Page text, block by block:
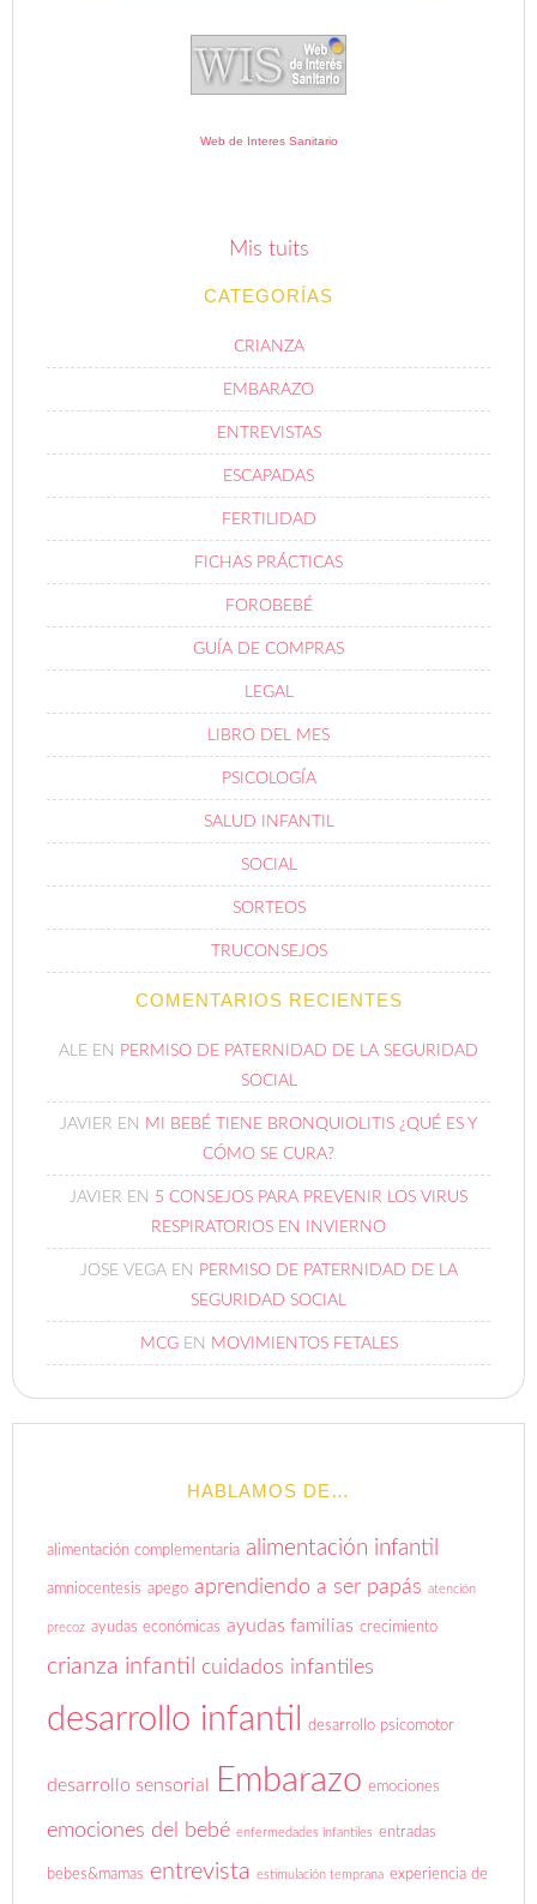
Web de Interes Sanitario
Mis tuits
CATEGORÍAS
CRIANZA
EMBARAZO
ENTREVISTAS
ESCAPADAS
FERTILIDAD
FICHAS PRÁCTICAS
FOROBEBÉ
GUÍA DE COMPRAS
LEGAL
LIBRO DEL MES
PSICOLOGÍA
SALUD INFANTIL
SOCIAL
SORTEOS
TRUCONSEJOS
COMENTARIOS RECIENTES
ALE EN PERMISO DE PATERNIDAD DE LA SEGURIDAD
SOCIAL
JAVIER EN MI BEBÉ TIENE BRONQUIOLITIS ¿QUÉ ES Y
CÓMO SE CURA?
JAVIER EN 5 CONSEJOS PARA PREVENIR LOS VIRUS
RESPIRATORIOS EN INVIERNO
JOSE VEGAEN PERMISO DE PATERNIDAD DE LA
SEGURIDAD SOCIAL
MCGEN MOVIMIENTOS FETALES
HABLAMOS DE…
alimentación complementaria alimentación infantil
amniocentesis apego aprendiendo a ser papás atención
precoz ayudas económicas ayudas familias crecimiento
crianza infantil cuidados infantiles
desarrollo infantil desarrollo psicomotor
desarrollo sensorial Embarazo emociones
emociones del bebé enfermedades infantiles entradas
bebes&mamas entrevista estimulación temprana experiencia de